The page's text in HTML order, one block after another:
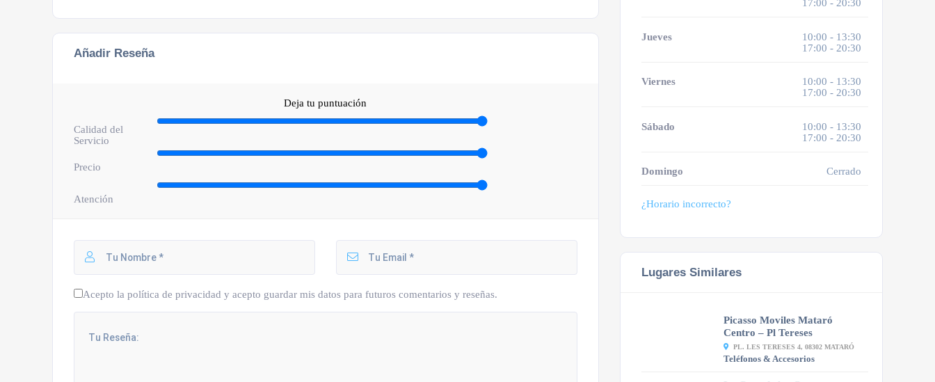
Añadir Reseña
Deja tu puntuación
Calidad del
Servicio
Precio
Atención
Acepto la política de privacidad y acepto guardar mis datos para futuros comentarios y reseñas.
17:00 - 20:30
Jueves
10:00 - 13:30
17:00 - 20:30
Viernes
10:00 - 13:30
17:00 - 20:30
Sábado
10:00 - 13:30
17:00 - 20:30
Domingo Cerrado
¿Horario incorrecto?
Lugares Similares
Picasso Moviles Mataró
Centro – Pl Tereses
PL. LES TERESES 4, 08302 MATARÓ
Teléfonos & Accesorios